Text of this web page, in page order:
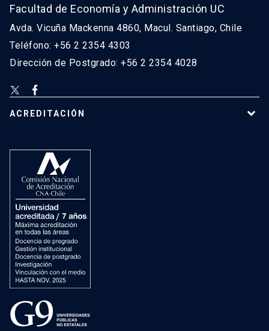
Facultad de Economía y Administración UC
Avda. Vicuña Mackenna 4860, Macul. Santiago, Chile
Teléfono: +56 2 2354 4303
Dirección de Postgrado: +56 2 2354 4028
ACREDITACIÓN